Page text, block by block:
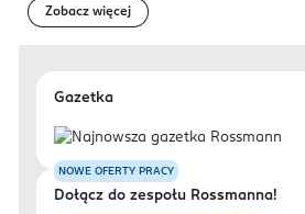
Zobacz więcej
Gazetka
NOWE OFERTY PRACY
Dołącz do zespołu Rossmanna!